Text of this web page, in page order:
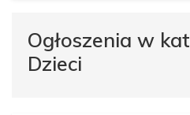
Ogłoszenia w
Dzieci